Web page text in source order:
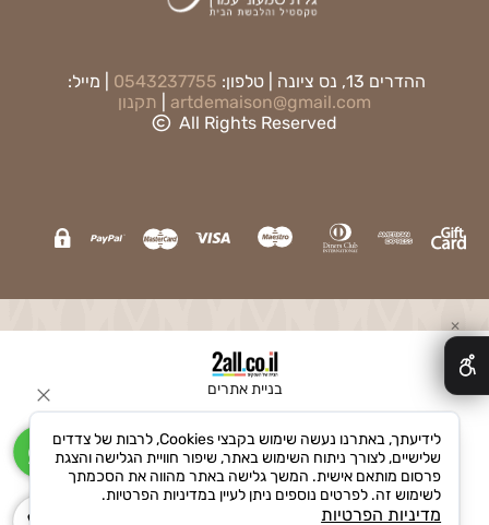
ההדרים 13, נס ציונה | טלפון: 0543237755 | מייל:
artdemaison@gmail.com
תקנון
All Rights Reserved
בניית אתרים
✕
לידיעתך, באתרנו נעשה שימוש בקבצי Cookies, לרבות של צדדים
שלישיים, לצורך ניתוח השימוש באתר, שיפור חוויית הגלישה והצגת
פרסום מותאם אישית. המשך גלישה באתר מהווה את הסכמתך
לשימוש זה. לפרטים נוספים ניתן לעיין במדיניות הפרטיות.
מדיניות הפרטיות